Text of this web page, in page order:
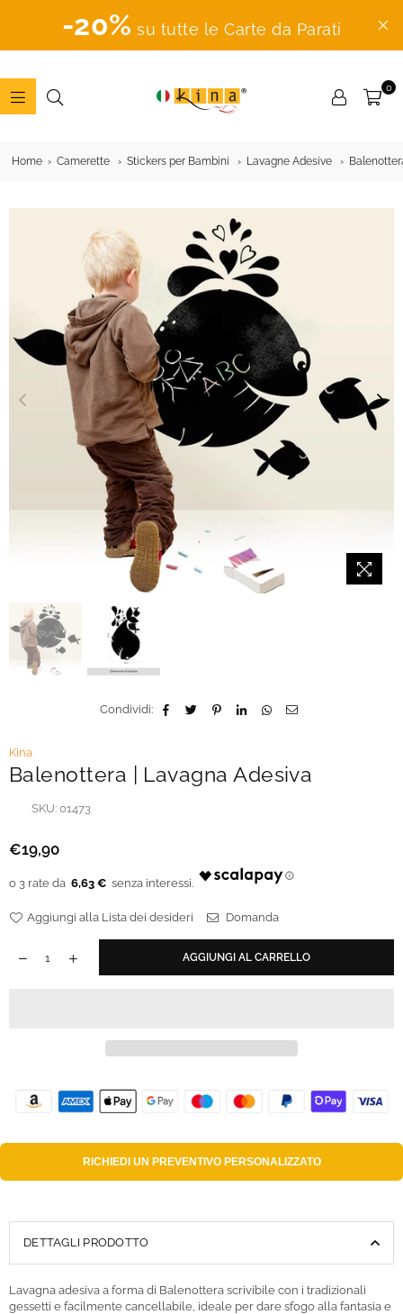
-20% su tutte le Carte da Parati
0
Home Camerette Stickers per Bambini Lavagne Adesive
Condividi:
Kina
Balenottera | Lavagna Adesiva
SKU: 01473
Prezzo
€19,90
6,63 €
Aggiungi alla Lista dei desideri Domanda
AGGIUNGI AL CARRELLO
RICHIEDI UN PREVENTIVO PERSONALIZZATO
DETTAGLI PRODOTTO
Lavagna adesiva a forma di Balenottera scrivibile con i tradizionali
gessetti e facilmente cancellabile, ideale per dare sfogo alla fantasia e